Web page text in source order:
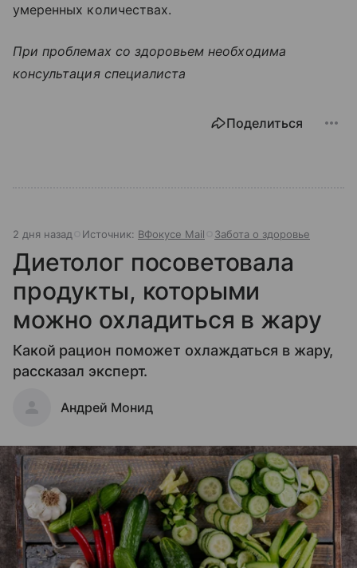
умеренных количествах.
При проблемах со здоровьем необходима
консультация специалиста
Поделиться
2 дня назад Источник: ВФокусе Mail Забота о здоровье
Диетолог посоветовала
продукты, которыми
можно охладиться в жару
Какой рацион поможет охлаждаться в жару,
рассказал эксперт.
Андрей Монид